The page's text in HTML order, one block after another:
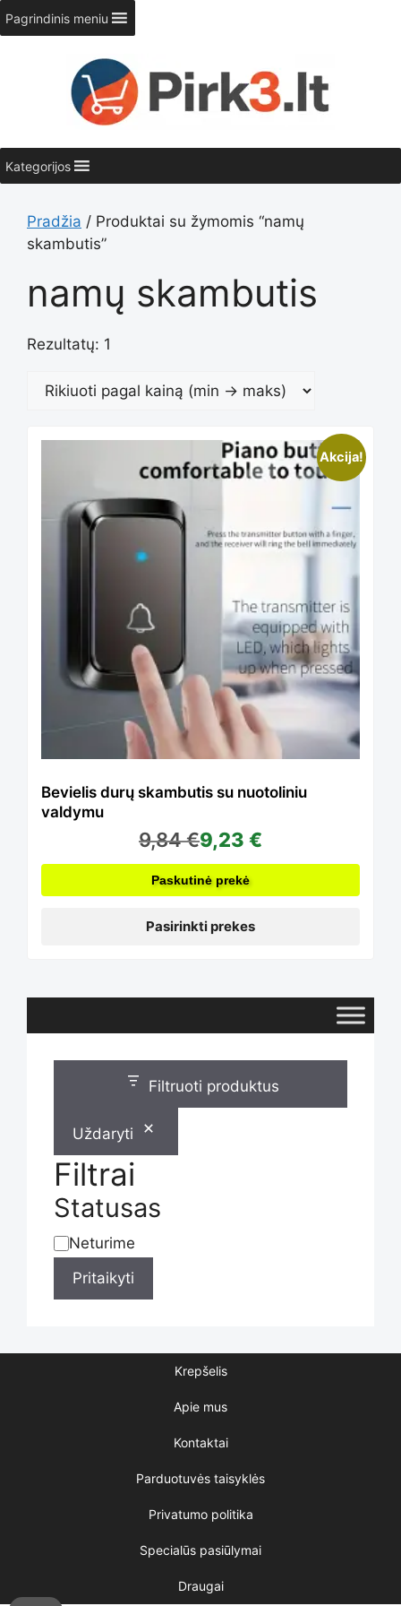
Pereiti
prie
turinio
Pagrindinis meniu
Kategorijos
Pradžia / Produktai su žymomis “namų
skambutis”
namų skambutis
Rezultatų: 1
Akcija!
Bevielis durų skambutis su nuotoliniu
valdymu
9,84€9,23 €
Paskutinė prekė
Pasirinkti prekes
product
has
multiple
variants.
The
options
be
chosen
on
the
product
page
Filtruoti produktus
Uždaryti
Filtrai
Statusas
Statusas
Neturime
Pritaikyti
Krepšelis
Apie mus
Kontaktai
Parduotuvės taisyklės
Privatumo politika
Specialūs pasiūlymai
Draugai